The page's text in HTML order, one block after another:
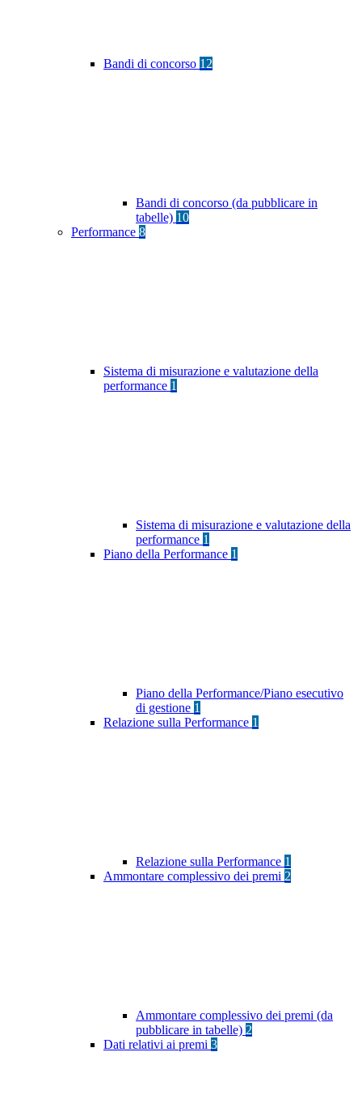
Bandi di concorso 12
Bandi di concorso (da pubblicare in
tabelle) 10
Performance 8
Sistema di misurazione e valutazione della
performance 1
Sistema di misurazione e valutazione della
performance 1
Piano della Performance 1
Piano della Performance/Piano esecutivo
di gestione 1
Relazione sulla Performance 1
Relazione sulla Performance 1
Ammontare complessivo dei premi 2
Ammontare complessivo dei premi (da
pubblicare in tabelle) 2
Dati relativi ai premi 3